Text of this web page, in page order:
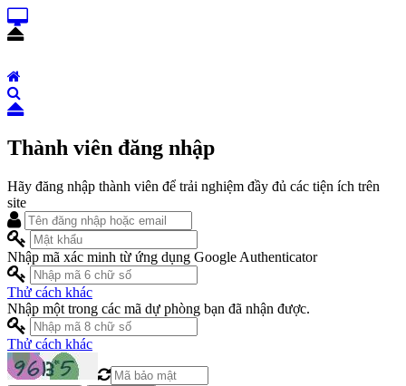
Thành viên đăng nhập
Hãy đăng nhập thành viên để trải nghiệm đầy đủ các tiện ích trên
site
Nhập mã xác minh từ ứng dụng Google Authenticator
Thử cách khác
Nhập một trong các mã dự phòng bạn đã nhận được.
Thử cách khác